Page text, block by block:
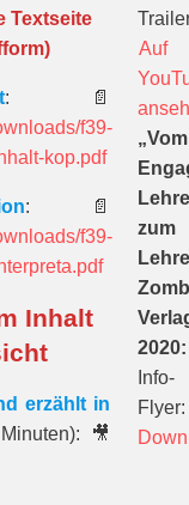
Textseite
:
📄
f39-
kop.pdf
:
📄
f39-
Inhalt
erzählt in
🎥
Auf
„Vom
zum
2020:
Info-
Flyer: